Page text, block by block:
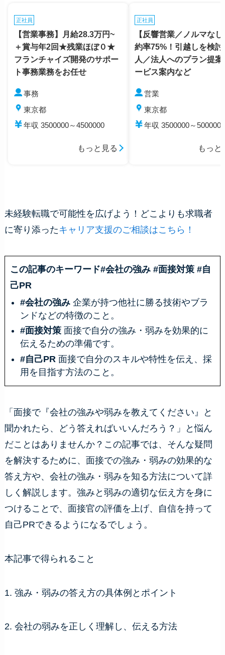
正社員
【営業事務】月給28.3万円~
＋賞与年2回★残業ほぼ０★
フランチャイズ開発のサポー
ト事務業務をお任せ
事務
東京都
年収 3500000～4500000
もっと見る
正社員
【反響営業／ノルマな
約率75%！引越しを検討
人／法人へのプラン提
ービス案内など
営業
東京都
年収 3500000～5000000
もっと
未経験転職で可能性を広げよう！どこよりも求職者
に寄り添ったキャリア支援のご相談はこちら！
この記事のキーワード#会社の強み #面接対策 #自
己PR
#会社の強み企業が持つ他社に勝る技術やブラ
ンドなどの特徴のこと。
#面接対策面接で自分の強み・弱みを効果的に
伝えるための準備です。
#自己PR 面接で自分のスキルや特性を伝え、採
用を目指す方法のこと。
「面接で『会社の強みや弱みを教えてください』と
聞かれたら、どう答えればいいんだろう？」と悩ん
だことはありませんか？この記事では、そんな疑問
を解決するために、面接での強み・弱みの効果的な
答え方や、会社の強み・弱みを知る方法について詳
しく解説します。強みと弱みの適切な伝え方を身に
つけることで、面接官の評価を上げ、自信を持って
自己PRできるようになるでしょう。
本記事で得られること
1. 強み・弱みの答え方の具体例とポイント
2. 会社の弱みを正しく理解し、伝える方法